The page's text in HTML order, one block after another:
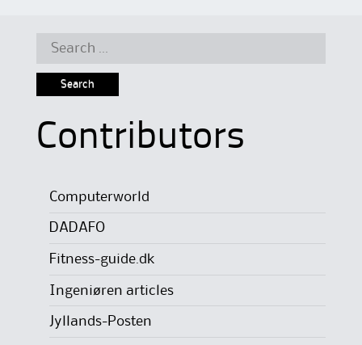
Search
Contributors
Computerworld
DADAFO
Fitness-guide.dk
Ingeniøren articles
Jyllands-Posten